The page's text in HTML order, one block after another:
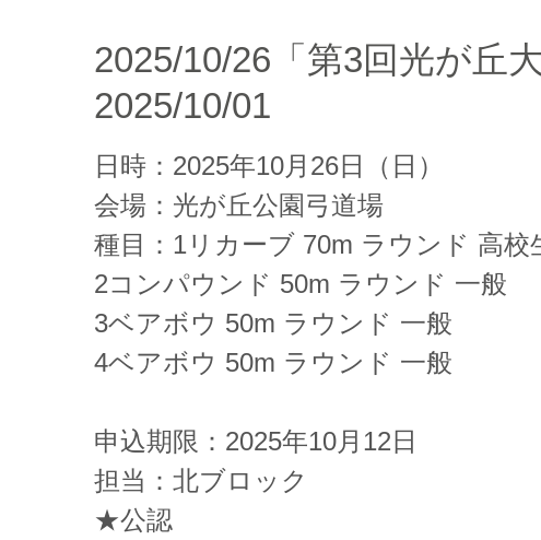
2025/10/26「第3回光が丘
2025/10/01
日時：2025年10月26日（日）
会場：光が丘公園弓道場
種目：1リカーブ 70m ラウンド 高校
2コンパウンド 50m ラウンド 一般
3ベアボウ 50m ラウンド 一般
4ベアボウ 50m ラウンド 一般
申込期限：2025年10月12日
担当：北ブロック
★公認